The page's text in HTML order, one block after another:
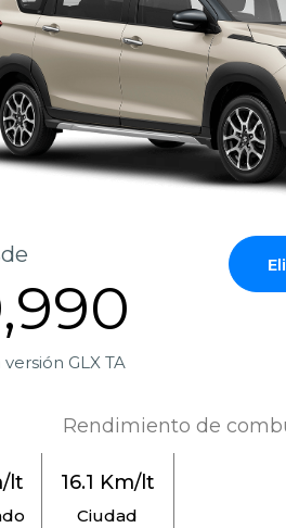
GLX TA
Rendimiento de
lt 16.1 Km/lt
Ciudad